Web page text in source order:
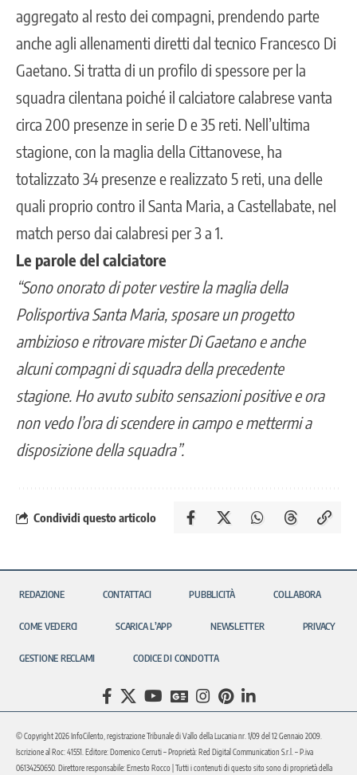
aggregato al resto dei compagni, prendendo parte
anche agli allenamenti diretti dal tecnico Francesco Di
Gaetano. Si tratta di un profilo di spessore per la
squadra cilentana poiché il calciatore calabrese vanta
circa 200 presenze in serie D e 35 reti. Nell’ultima
stagione, con la maglia della Cittanovese, ha
totalizzato 34 presenze e realizzato 5 reti, una delle
quali proprio contro il Santa Maria, a Castellabate, nel
match perso dai calabresi per 3 a 1.
Le parole del calciatore
“Sono onorato di poter vestire la maglia della
Polisportiva Santa Maria, sposare un progetto
ambizioso e ritrovare mister Di Gaetano e anche
alcuni compagni di squadra della precedente
stagione. Ho avuto subito sensazioni positive e ora
non vedo l’ora di scendere in campo e mettermi a
disposizione della squadra”.
Condividi questo articolo
REDAZIONE CONTATTACI PUBBLICITÀ COLLABORA
COME VEDERCI SCARICA L’APP NEWSLETTER PRIVACY
GESTIONE RECLAMI CODICE DI CONDOTTA
© Copyright 2026 InfoCilento, registrazione Tribunale di Vallo della Lucania nr. 1/09 del 12 Gennaio 2009.
Iscrizione al Roc: 41551. Editore: Domenico Cerruti – Proprietà: Red Digital Communication S.r.l. – P.iva
06134250650. Direttore responsabile: Ernesto Rocco | Tutti i contenuti di questo sito sono di proprietà della